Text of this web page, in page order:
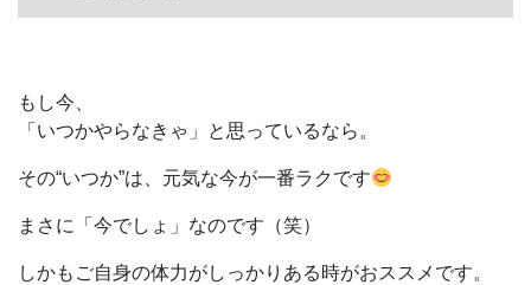
もし今、
「いつかやらなきゃ」と思っているなら。
その“いつか”は、元気な今が一番ラクです
まさに「今でしょ」なのです（笑）
しかもご自身の体力がしっかりある時がおススメです。